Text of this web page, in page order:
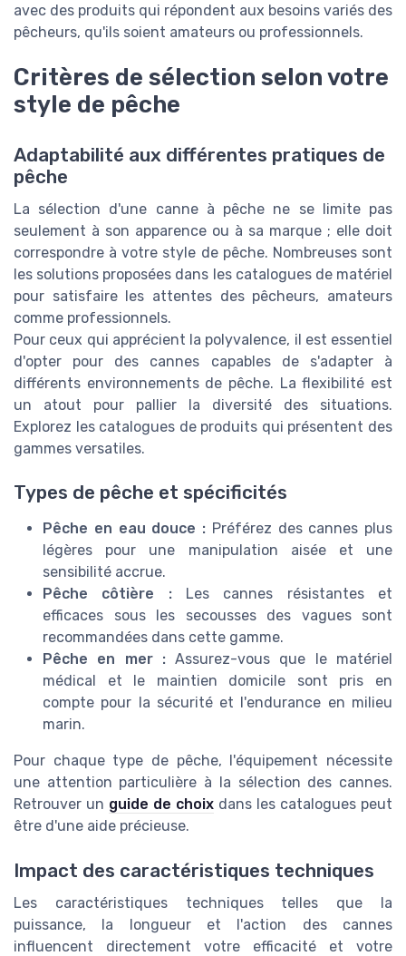
avec des produits qui répondent aux besoins variés des
pêcheurs, qu'ils soient amateurs ou professionnels.
Critères de sélection selon votre
style de pêche
Adaptabilité aux différentes pratiques de
pêche
La sélection d'une canne à pêche ne se limite pas
seulement à son apparence ou à sa marque ; elle doit
correspondre à votre style de pêche. Nombreuses sont
les solutions proposées dans les catalogues de matériel
pour satisfaire les attentes des pêcheurs, amateurs
comme professionnels.
Pour ceux qui apprécient la polyvalence, il est essentiel
d'opter pour des cannes capables de s'adapter à
différents environnements de pêche. La flexibilité est
un atout pour pallier la diversité des situations.
Explorez les catalogues de produits qui présentent des
gammes versatiles.
Types de pêche et spécificités
Pêche en eau douce : Préférez des cannes plus
légères pour une manipulation aisée et une
sensibilité accrue.
Pêche côtière :Les cannes résistantes et
efficaces sous les secousses des vagues sont
recommandées dans cette gamme.
Pêche en mer :Assurez-vous que le matériel
médical et le maintien domicile sont pris en
compte pour la sécurité et l'endurance en milieu
marin.
Pour chaque type de pêche, l'équipement nécessite
une attention particulière à la sélection des cannes.
Retrouver un guide de choix dans les catalogues peut
être d'une aide précieuse.
Impact des caractéristiques techniques
Les caractéristiques techniques telles que la
puissance, la longueur et l'action des cannes
influencent directement votre efficacité et votre